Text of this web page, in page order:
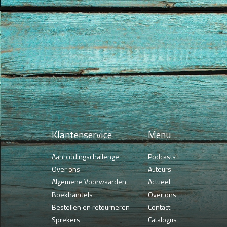
Klantenservice
Aanbiddingschallenge
Over ons
Algemene Voorwaarden
Boekhandels
Bestellen en retourneren
Sprekers
Menu
Podcasts
Auteurs
Actueel
Over ons
Contact
Catalogus